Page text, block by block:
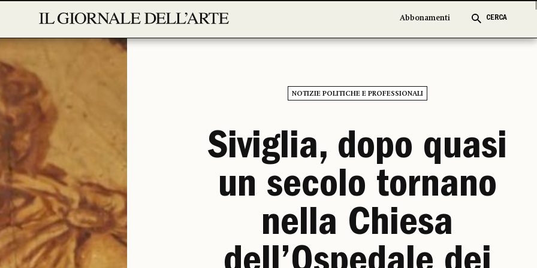
Abbonamenti CERCA
Abbonamenti CERCA
NOTIZIE POLITICHE E PROFESSIONALI
Siviglia, dopo quasi
un secolo tornano
nella Chiesa